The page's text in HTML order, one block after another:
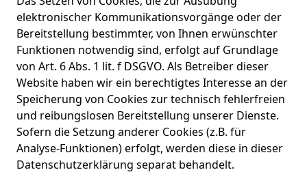
elektronischer Kommunikationsvorgänge oder der
Bereitstellung bestimmter, von Ihnen erwünschter
Funktionen notwendig sind, erfolgt auf Grundlage
von Art. 6 Abs. 1 lit. f DSGVO. Als Betreiber dieser
Website haben wir ein berechtigtes Interesse an der
Speicherung von Cookies zur technisch fehlerfreien
und reibungslosen Bereitstellung unserer Dienste.
Sofern die Setzung anderer Cookies (z.B. für
Analyse-Funktionen) erfolgt, werden diese in dieser
Datenschutzerklärung separat behandelt.